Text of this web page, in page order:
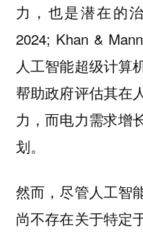
力，也是潜在的
2024; Khan &
人工智能超级计算
帮助政府评估其在
力，而电力需求增
划。
然而，尽管人工智
尚不存在关于特定